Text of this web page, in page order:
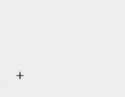
Open